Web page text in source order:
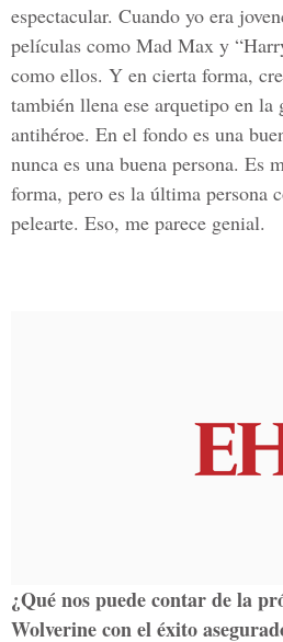
espectacular. Cuando yo era
películas como Mad Max y
como ellos. Y en cierta forma,
también llena ese arquetipo en la
antihéroe. En el fondo es una
nunca es una buena persona. Es
forma, pero es la última persona
pelearte. Eso, me parece genial.
¿Qué nos puede contar de la
Wolverine con el éxito